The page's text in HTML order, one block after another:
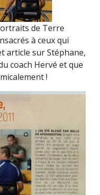
de Terre
à ceux qui
article sur Stéphane,
coach Hervé et que
!